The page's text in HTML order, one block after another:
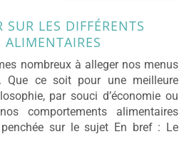
LES DIFFÉRENTS
nombreux à alleger nos menus
Que ce soit pour une meilleure
par souci d’économie ou
comportements alimentaires
sur le sujet En bref : Le